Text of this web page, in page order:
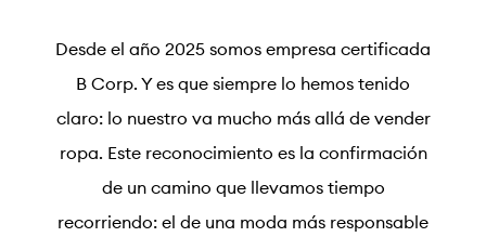
Desde el año 2025 somos empresa certificada
B Corp. Y es que siempre lo hemos tenido
claro: lo nuestro va mucho más allá de vender
ropa. Este reconocimiento es la confirmación
de un camino que llevamos tiempo
recorriendo: el de una moda más responsable